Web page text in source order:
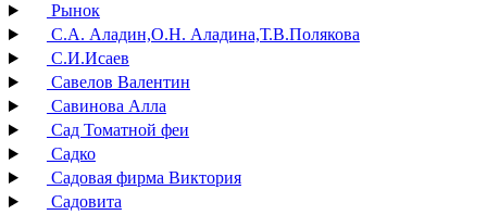
Рынок
С.А. Аладин,О.Н. Аладина,Т.В.Полякова
С.И.Исаев
Савелов Валентин
Савинова Алла
Сад Томатной феи
Садко
Садовая фирма Виктория
Садовита